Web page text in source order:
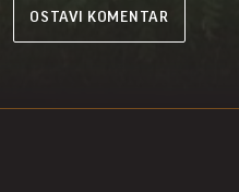
OSTAVI KOMENTAR